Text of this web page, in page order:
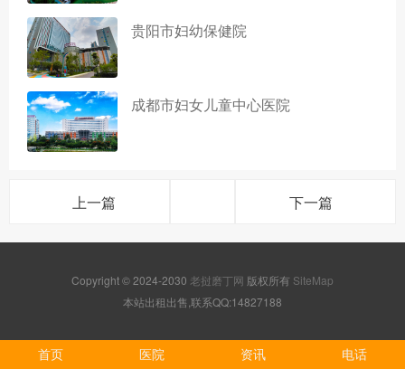
贵阳市妇幼保健院
成都市妇女儿童中心医院
上一篇 下一篇
Copyright © 2024-2030 老挝磨丁网 版权所有 SiteMap
本站出租出售,联系QQ:14827188
首页 医院 资讯 电话